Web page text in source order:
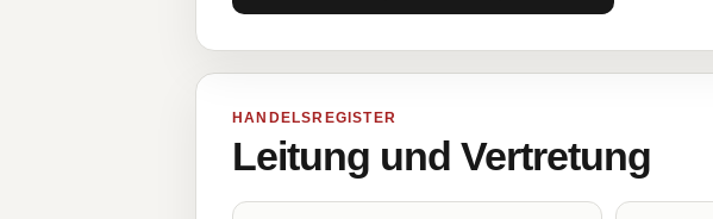
HANDELSREGISTER
Leitung und Vertretung